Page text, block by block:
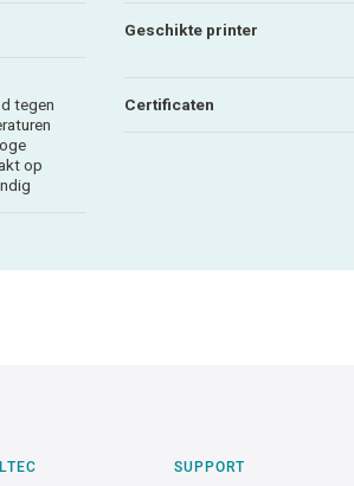
Geschikte printer
tegen
op
Certificaten
SUPPORT